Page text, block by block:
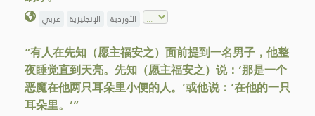
عربي الإنجليزية الأوردية
“有人在先知（愿主福安之）面前提到一名男子，他整
夜睡觉直到天亮。先知（愿主福安之）说：‘那是一个
恶魔在他两只耳朵里小便的人。’或他说：‘在他的一只
耳朵里。’”